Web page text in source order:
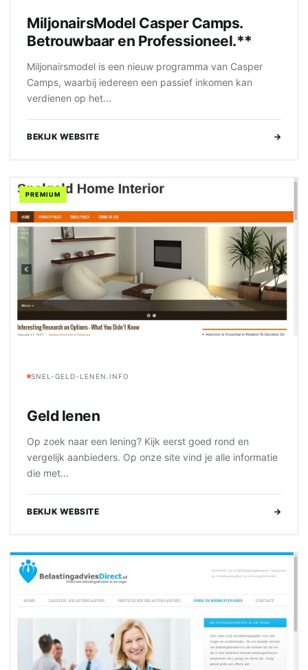
MiljonairsModel Casper Camps.
Betrouwbaar en Professioneel.**
Miljonairsmodel is een nieuw programma van Casper
Camps, waarbij iedereen een passief inkomen kan
verdienen op het...
BEKIJK WEBSITE →
PREMIUM
SNEL-GELD-LENEN.INFO
Geld lenen
Op zoek naar een lening? Kijk eerst goed rond en
vergelijk aanbieders. Op onze site vind je alle informatie
die met...
BEKIJK WEBSITE →